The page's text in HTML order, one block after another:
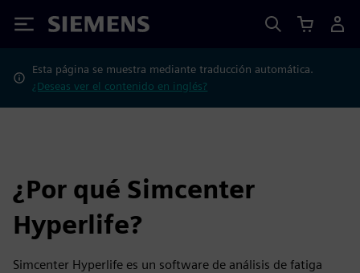
Siemens
Esta página se muestra mediante traducción automática.
¿Deseas ver el contenido en inglés?
¿Por qué Simcenter
Hyperlife?
Simcenter Hyperlife es un software de análisis de fatiga